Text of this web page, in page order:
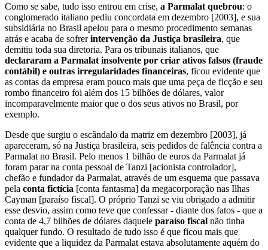
Como se sabe, tudo isso entrou em crise, a Parmalat quebrou: o
conglomerado italiano pediu concordata em dezembro [2003], e sua
subsidiária no Brasil apelou para o mesmo procedimento semanas
atrás e acaba de sofrerintervenção da Justiça brasileira, que
demitiu toda sua diretoria. Para os tribunais italianos, que
declararam a Parmalat insolvente por criar ativos falsos (fraude
contábil) e outras irregularidades financeiras, ficou evidente que
as contas da empresa eram pouco mais que uma peça de ficção e seu
rombo financeiro foi além dos 15 bilhões de dólares, valor
incomparavelmente maior que o dos seus ativos no Brasil, por
exemplo.
Desde que surgiu o escândalo da matriz em dezembro [2003], já
apareceram, só na Justiça brasileira, seis pedidos de falência contra a
Parmalat no Brasil. Pelo menos 1 bilhão de euros da Parmalat já
foram parar na conta pessoal de Tanzi [acionista controlador],
chefão e fundador da Parmalat, através de um esquema que passava
pela conta fictícia [conta fantasma] da megacorporação nas Ilhas
Cayman [paraíso fiscal]. O próprio Tanzi se viu obrigado a admitir
esse desvio, assim como teve que confessar - diante dos fatos - que a
conta de 4,7 bilhões de dólares daquele paraíso fiscal não tinha
qualquer fundo. O resultado de tudo isso é que ficou mais que
evidente que a liquidez da Parmalat estava absolutamente aquém do